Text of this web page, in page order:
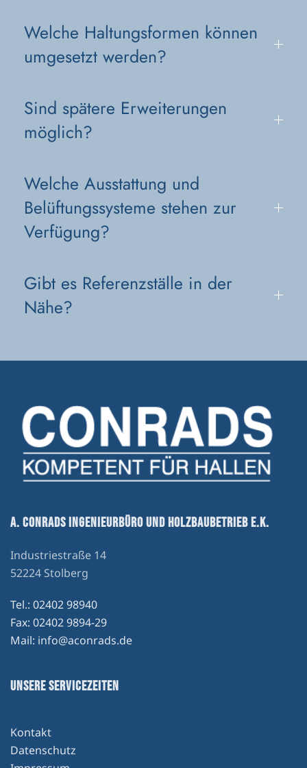
Welche Haltungsformen können
umgesetzt werden?
Sind spätere Erweiterungen
möglich?
Welche Ausstattung und
Belüftungssysteme stehen zur
Verfügung?
Gibt es Referenzställe in der
Nähe?
A. CONRADS INGENIEURBÜRO UND HOLZBAUBETRIEB E.K.
Industriestraße 14
52224 Stolberg
Tel.: 02402 98940
Fax: 02402 9894-29
Mail: info@aconrads.de
UNSERE SERVICEZEITEN
Kontakt
Datenschutz